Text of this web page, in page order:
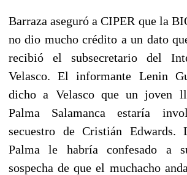
Barraza aseguró a CIPER que la
no dio mucho crédito a un dato
recibió el subsecretario del
Velasco. El informante Lenin
dicho a Velasco que un joven
Palma Salamanca estaría
secuestro de Cristián Edwards.
Palma le habría confesado a
sospecha de que el muchacho